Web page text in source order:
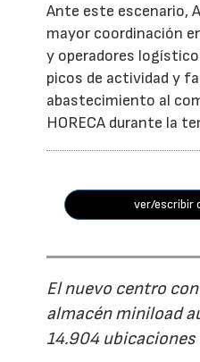
Ante este escenario,
mayor coordinación
y operadores
picos de actividad y
abastecimiento al
HORECA durante la
ver/escribir
El nuevo centro
almacén miniload
14.904 ubicaciones